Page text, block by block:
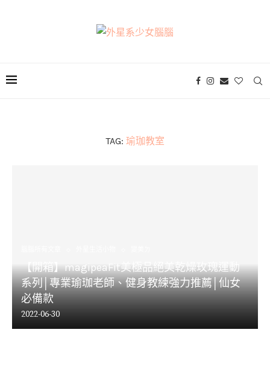
TAG: 瑜珈教室
【開箱】magipeaFit美極品絕美乾燥玫瑰運動
系列│專業瑜珈老師、健身教練強力推薦│仙女
必備款
2022-06-30